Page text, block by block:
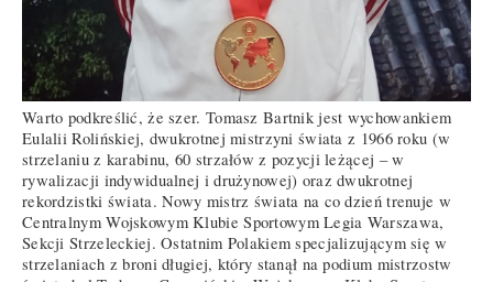
Warto podkreślić, że szer. Tomasz Bartnik jest wychowankiem
Eulalii Rolińskiej, dwukrotnej mistrzyni świata z 1966 roku (w
strzelaniu z karabinu, 60 strzałów z pozycji leżącej – w
rywalizacji indywidualnej i drużynowej) oraz dwukrotnej
rekordzistki świata. Nowy mistrz świata na co dzień trenuje w
Centralnym Wojskowym Klubie Sportowym Legia Warszawa,
Sekcji Strzeleckiej. Ostatnim Polakiem specjalizującym się w
strzelaniach z broni długiej, który stanął na podium mistrzostw